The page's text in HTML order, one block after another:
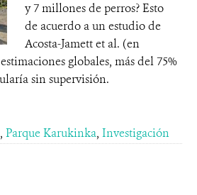
y 7 millones de perros? Esto
de acuerdo a un estudio de
Acosta-Jamett et al. (en
globales, más del 75%
sin supervisión.
, Parque Karukinka, Investigación